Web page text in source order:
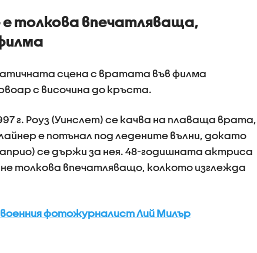
толкова впечатляваща,
сцена с вратата във филма
с височина до кръста.
г. Роуз (Уинслет) се качва на плаваща врата,
е потънал под ледените вълни, докато
се държи за нея. 48-годишната актриса
толкова впечатляващо, колкото изглежда
фотожурналист Лий Милър